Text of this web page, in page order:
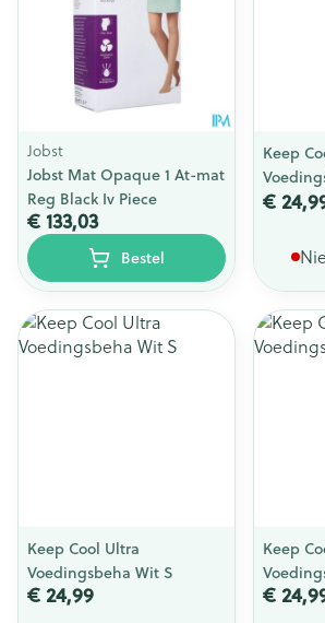
Jobst
Jobst Mat Opaque 1 At-mat
Reg Black Iv Piece
€ 133,03
Bestel
Keep
€
Keep Cool Ultra
Voedingsbeha Wit S
€ 24,99
Keep
€